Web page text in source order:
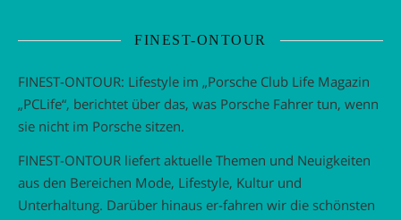
FINEST-ONTOUR
FINEST-ONTOUR: Lifestyle im „Porsche Club Life Magazin
„PCLife“, berichtet über das, was Porsche Fahrer tun, wenn
sie nicht im Porsche sitzen.
FINEST-ONTOUR liefert aktuelle Themen und Neuigkeiten
aus den Bereichen Mode, Lifestyle, Kultur und
Unterhaltung. Darüber hinaus er-fahren wir die schönsten